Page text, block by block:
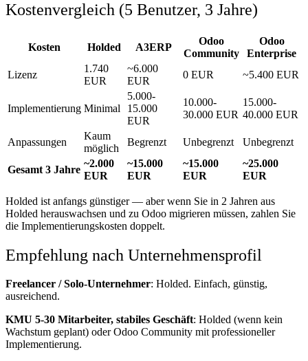
Kostenvergleich (5 Benutzer, 3 Jahre)
Kosten Holded A3ERP
Odoo
Community
Odoo
Enterprise
Lizenz
1.740
EUR
~6.000
EUR
0 EUR ~5.400 EUR
Implementierung Minimal
5.000-
15.000
EUR
10.000-
30.000 EUR
15.000-
40.000 EUR
Anpassungen
Kaum
möglich
Begrenzt Unbegrenzt Unbegrenzt
Gesamt 3 Jahre
~2.000
EUR
~15.000
EUR
~15.000
EUR
~25.000
EUR
Holded ist anfangs günstiger — aber wenn Sie in 2 Jahren aus
Holded herauswachsen und zu Odoo migrieren müssen, zahlen Sie
die Implementierungskosten doppelt.
Empfehlung nach Unternehmensprofil
Freelancer / Solo-Unternehmer: Holded. Einfach, günstig,
ausreichend.
KMU 5-30 Mitarbeiter, stabiles Geschäft: Holded (wenn kein
Wachstum geplant) oder Odoo Community mit professioneller
Implementierung.